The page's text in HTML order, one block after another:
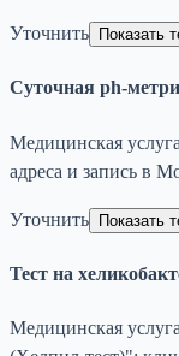
Уточнить Показать
Суточная ph-
Медицинская
адреса и запись в
Уточнить Показать
Тест на
Медицинская